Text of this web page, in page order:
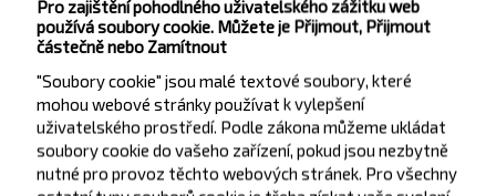
Kamieniec
Каменец АС
0 23
17:58
Bielaviezhskaja Pushcha
Aut. Nádr.
Kamieniec— Dmitrovichi, Kameneckiy r-n BRESTSKAYA OBL.—
Pro zajištění pohodlného uživatelského zážitku web
používá soubory cookie. Můžete je Přijmout, Přijmout
částečně nebo Zamítnout
"Soubory cookie" jsou malé textové soubory, které
mohou webové stránky používat k vylepšení
uživatelského prostředí. Podle zákona můžeme ukládat
soubory cookie do vašeho zařízení, pokud jsou nezbytně
nutné pro provoz těchto webových stránek. Pro všechny